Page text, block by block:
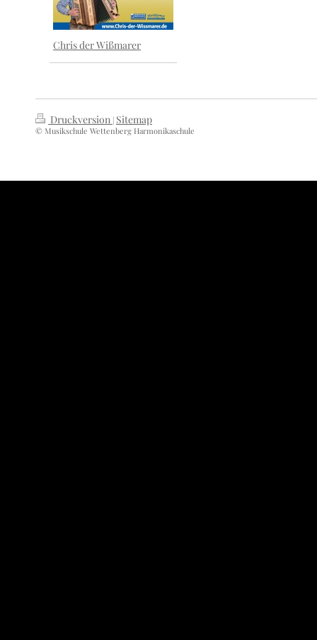
Chris der Wißmarer
Druckversion | Sitemap
© Musikschule Wettenberg Harmonikaschule